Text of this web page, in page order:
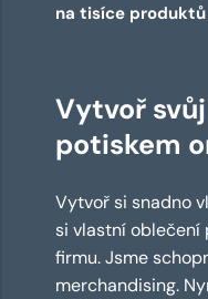
na tisíce produktů
Vytvoř
potiskem
Vytvoř si snadno
si vlastní oblečení
firmu. Jsme
merchandising.